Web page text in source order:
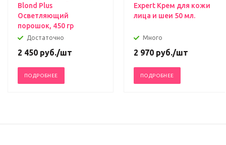
Blond Plus
Осветляющий
порошок, 450 гр
Достаточно
2 450 руб./шт
ПОДРОБНЕЕ
Expert Крем для кожи
лица и шеи 50 мл.
Много
2 970 руб./шт
ПОДРОБНЕЕ